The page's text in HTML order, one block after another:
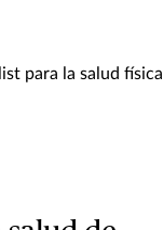
para la salud física